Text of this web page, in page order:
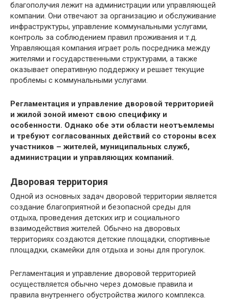
благополучия лежит на администрации или управляющей
компании. Они отвечают за организацию и обслуживание
инфраструктуры, управление коммунальными услугами,
контроль за соблюдением правил проживания и т.д.
Управляющая компания играет роль посредника между
жителями и государственными структурами, а также
оказывает оперативную поддержку и решает текущие
проблемы с коммунальными услугами.
Регламентация и управление дворовой территорией
и жилой зоной имеют свою специфику и
особенности. Однако обе эти области неотъемлемы
и требуют согласованных действий со стороны всех
участников – жителей, муниципальных служб,
администрации и управляющих компаний.
Дворовая территория
Одной из основных задач дворовой территории является
создание благоприятной и безопасной среды для
отдыха, проведения детских игр и социального
взаимодействия жителей. Обычно на дворовых
территориях создаются детские площадки, спортивные
площадки, скамейки для отдыха и зоны для прогулок.
Регламентация и управление дворовой территорией
осуществляется обычно через домовые правила и
правила внутреннего обустройства жилого комплекса.